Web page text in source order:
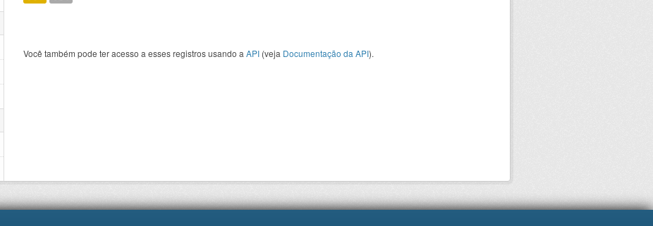
Você também pode ter acesso a esses registros usando a API (veja Documentação da API).